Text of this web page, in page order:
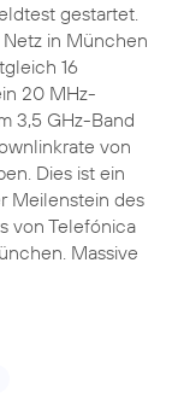
gestartet.
in München
16
20 MHz-
3,5 GHz-Band
von
Dies ist ein
Meilenstein des
von Telefónica
Massive